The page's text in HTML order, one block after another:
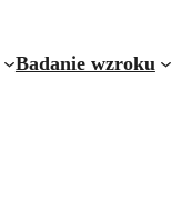
Badanie wzroku